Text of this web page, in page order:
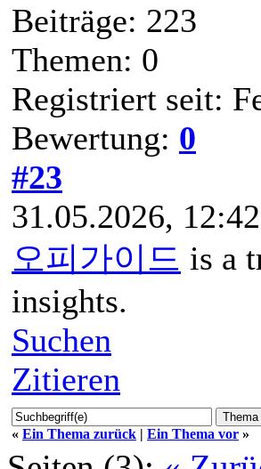
Beiträge: 223
Themen: 0
Registriert seit:
Bewertung: 0
#23
31.05.2026, 12:42
오피가이드 is a
insights.
Suchen
Zitieren
« Ein Thema zurück | Ein Thema vor »